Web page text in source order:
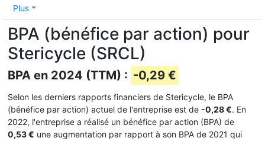
Plus
BPA (bénéfice par action) pour
Stericycle (SRCL)
BPA en 2024 (TTM) : -0,29 €
Selon les derniers rapports financiers de Stericycle, le BPA
(bénéfice par action) actuel de l'entreprise est de -0,28 €. En
2022, l'entreprise a réalisé un bénéfice par action (BPA) de
0,53 € une augmentation par rapport à son BPA de 2021 qui